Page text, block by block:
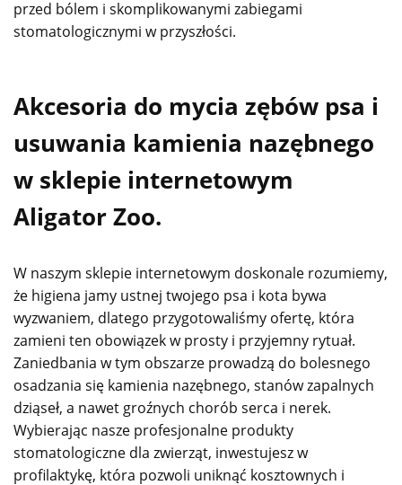
przed bólem i skomplikowanymi zabiegami
stomatologicznymi w przyszłości.
Akcesoria do mycia zębów psa i
usuwania kamienia nazębnego
w sklepie internetowym
Aligator Zoo.
W naszym sklepie internetowym doskonale rozumiemy,
że higiena jamy ustnej twojego psa i kota bywa
wyzwaniem, dlatego przygotowaliśmy ofertę, która
zamieni ten obowiązek w prosty i przyjemny rytuał.
Zaniedbania w tym obszarze prowadzą do bolesnego
osadzania się kamienia nazębnego, stanów zapalnych
dziąseł, a nawet groźnych chorób serca i nerek.
Wybierając nasze profesjonalne produkty
stomatologiczne dla zwierząt, inwestujesz w
profilaktykę, która pozwoli uniknąć kosztownych i